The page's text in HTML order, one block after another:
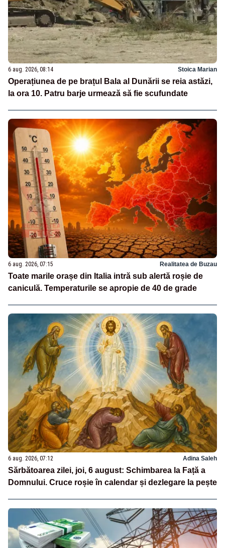
6 aug. 2026, 08:14 Stoica Marian
Operațiunea de pe brațul Bala al Dunării se reia astăzi,
la ora 10. Patru barje urmează să fie scufundate
6 aug. 2026, 07:15 Realitatea de Buzau
Toate marile orașe din Italia intră sub alertă roșie de
caniculă. Temperaturile se apropie de 40 de grade
6 aug. 2026, 07:12 Adina Saleh
Sărbătoarea zilei, joi, 6 august: Schimbarea la Față a
Domnului. Cruce roșie în calendar și dezlegare la pește